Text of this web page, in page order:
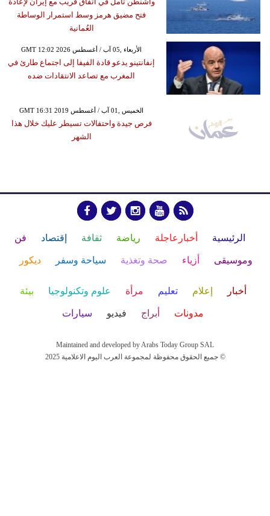
فتح مضيق هرمز وسط استمرار الوساطة
العُمانية
GMT 12:02 2026 الأربعاء ,05 آب / أغسطس
إنفانتينو يدعو قادة الفيفا إلى اجتماع طارئ في
المغرب مع تصاعد الانتقادات ضده
GMT 16:31 2019 الخميس ,01 آب / أغسطس
فرص جيدة واحتفالات تسيطر عليك خلال هذا
الشهر
الرئيسية أخبارعاجلة رياضة ثقافة إقتصاد فن
وموسيقى أزياء صحة وتغذية سياحة وسفر ديكور
أخبار إعلام تعليم مرأة علوم وتكنولوجيا بيئة
مدونات أبراج فيديو سيارات
Maintained and developed by Arabs Today Group SAL
جميع الحقوق محفوظة لمجموعة العرب اليوم الاعلامية 2025 ©